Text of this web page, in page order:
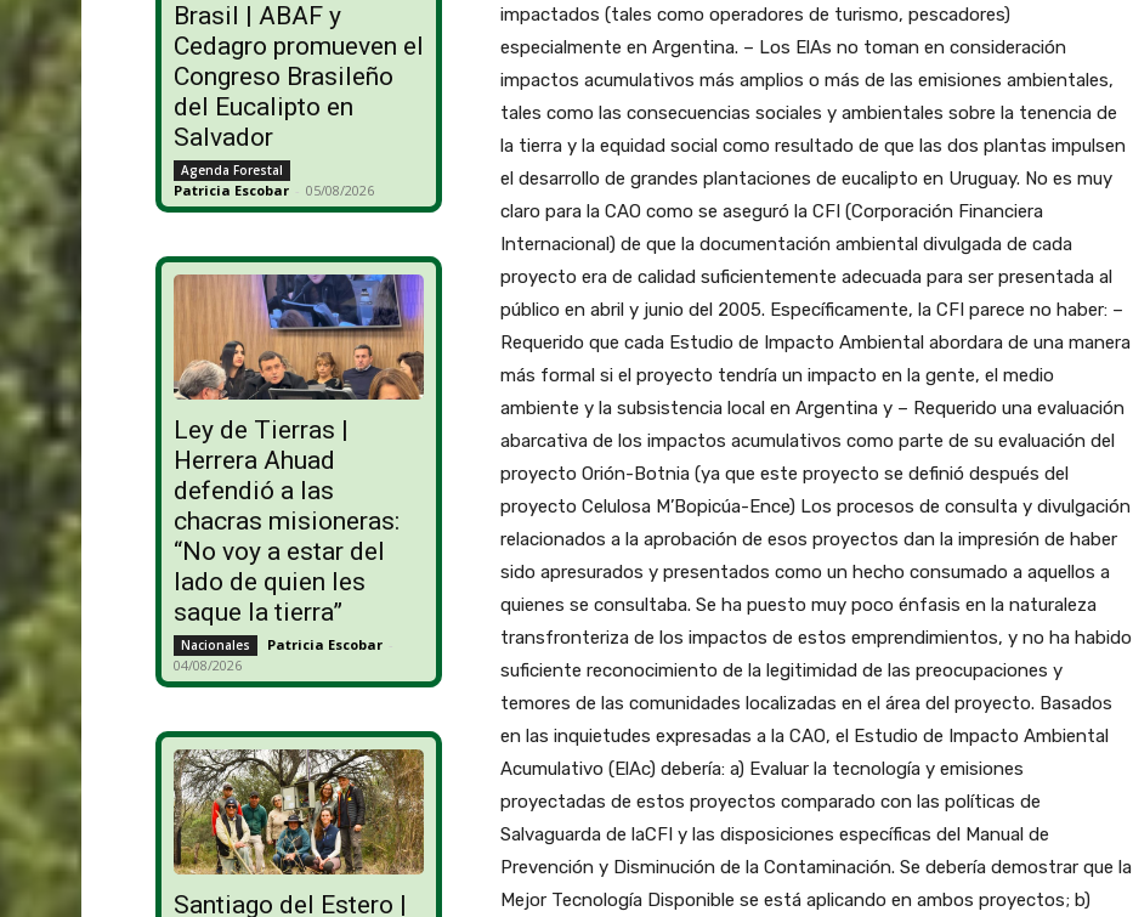
Brasil | ABAF y
Cedagro promueven el
Congreso Brasileño
del Eucalipto en
Salvador
Agenda Forestal
Patricia Escobar - 05/08/2026
Ley de Tierras |
Herrera Ahuad
defendió a las
chacras misioneras:
“No voy a estar del
lado de quien les
saque la tierra”
Nacionales Patricia Escobar -
04/08/2026
Santiago del Estero |
impactados (tales como operadores de turismo, pescadores)
especialmente en Argentina. – Los ElAs no toman en consideración
impactos acumulativos más amplios o más de las emisiones ambientales,
tales como las consecuencias sociales y ambientales sobre la tenencia de
la tierra y la equidad social como resultado de que las dos plantas impulsen
el desarrollo de grandes plantaciones de eucalipto en Uruguay. No es muy
claro para la CAO como se aseguró la CFI (Corporación Financiera
Internacional) de que la documentación ambiental divulgada de cada
proyecto era de calidad suficientemente adecuada para ser presentada al
público en abril y junio del 2005. Específicamente, la CFI parece no haber: –
Requerido que cada Estudio de Impacto Ambiental abordara de una manera
más formal si el proyecto tendría un impacto en la gente, el medio
ambiente y la subsistencia local en Argentina y – Requerido una evaluación
abarcativa de los impactos acumulativos como parte de su evaluación del
proyecto Orión-Botnia (ya que este proyecto se definió después del
proyecto Celulosa M’Bopicúa-Ence) Los procesos de consulta y divulgación
relacionados a la aprobación de esos proyectos dan la impresión de haber
sido apresurados y presentados como un hecho consumado a aquellos a
quienes se consultaba. Se ha puesto muy poco énfasis en la naturaleza
transfronteriza de los impactos de estos emprendimientos, y no ha habido
suficiente reconocimiento de la legitimidad de las preocupaciones y
temores de las comunidades localizadas en el área del proyecto. Basados
en las inquietudes expresadas a la CAO, el Estudio de Impacto Ambiental
Acumulativo (ElAc) debería: a) Evaluar la tecnología y emisiones
proyectadas de estos proyectos comparado con las políticas de
Salvaguarda de laCFI y las disposiciones específicas del Manual de
Prevención y Disminución de la Contaminación. Se debería demostrar que la
Mejor Tecnología Disponible se está aplicando en ambos proyectos; b)